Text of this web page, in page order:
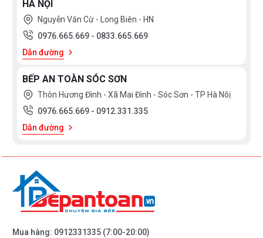
HÀ NỘI
Nguyễn Văn Cừ - Long Biên - HN
0976.665.669 - 0833.665.669
Dẫn đường
BẾP AN TOÀN SÓC SƠN
Thôn Hương Đình - Xã Mai Đình - Sóc Sơn - TP Hà Nôị
0976.665.669 - 0912.331.335
Dẫn đường
Mua hàng: 0912331335 (7:00-20:00)